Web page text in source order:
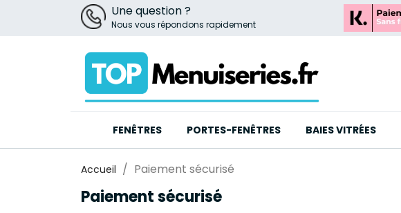
Une question ?
Nous vous répondons rapidement
FENÊTRES PORTES-FENÊTRES BAIES VITRÉES
Accueil Paiement sécurisé
Paiement sécurisé